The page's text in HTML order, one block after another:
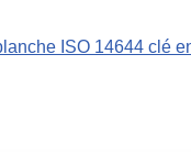
ISO 14644 clé